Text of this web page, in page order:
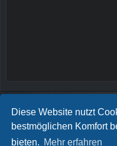
Diese Website nutzt
bestmöglichen Komfort
bieten. Mehr erfahren
Portal Foren-Übersicht